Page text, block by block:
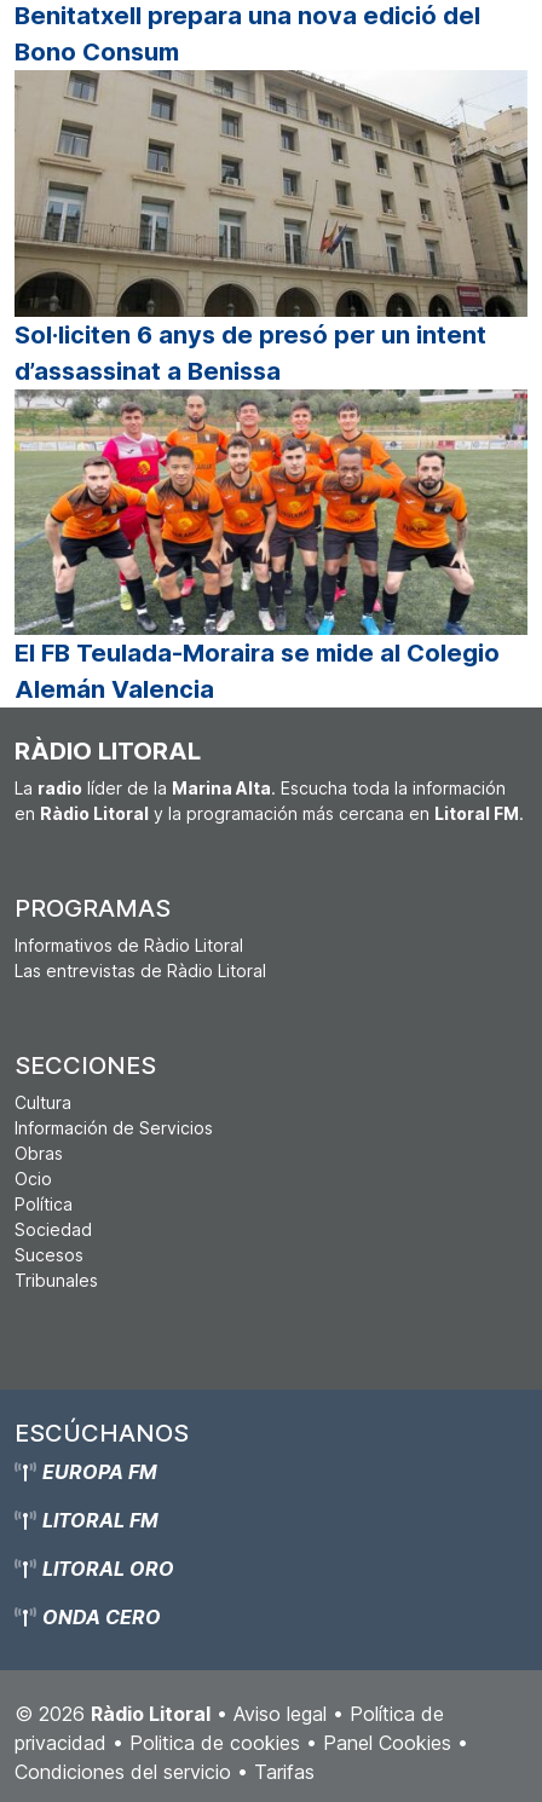
Benitatxell prepara una nova edició del
Bono Consum
Sol·liciten 6 anys de presó per un intent
d’assassinat a Benissa
El FB Teulada-Moraira se mide al Colegio
Alemán Valencia
RÀDIO LITORAL
La radio líder de la Marina Alta. Escucha toda la información
en Ràdio Litoral y la programación más cercana en Litoral FM.
PROGRAMAS
Informativos de Ràdio Litoral
Las entrevistas de Ràdio Litoral
SECCIONES
Cultura
Información de Servicios
Obras
Ocio
Política
Sociedad
Sucesos
Tribunales
ESCÚCHANOS
EUROPA FM
LITORAL FM
LITORAL ORO
ONDA CERO
© 2026 Ràdio Litoral • Aviso legal • Política de
privacidad • Politica de cookies • Panel Cookies •
Condiciones del servicio • Tarifas